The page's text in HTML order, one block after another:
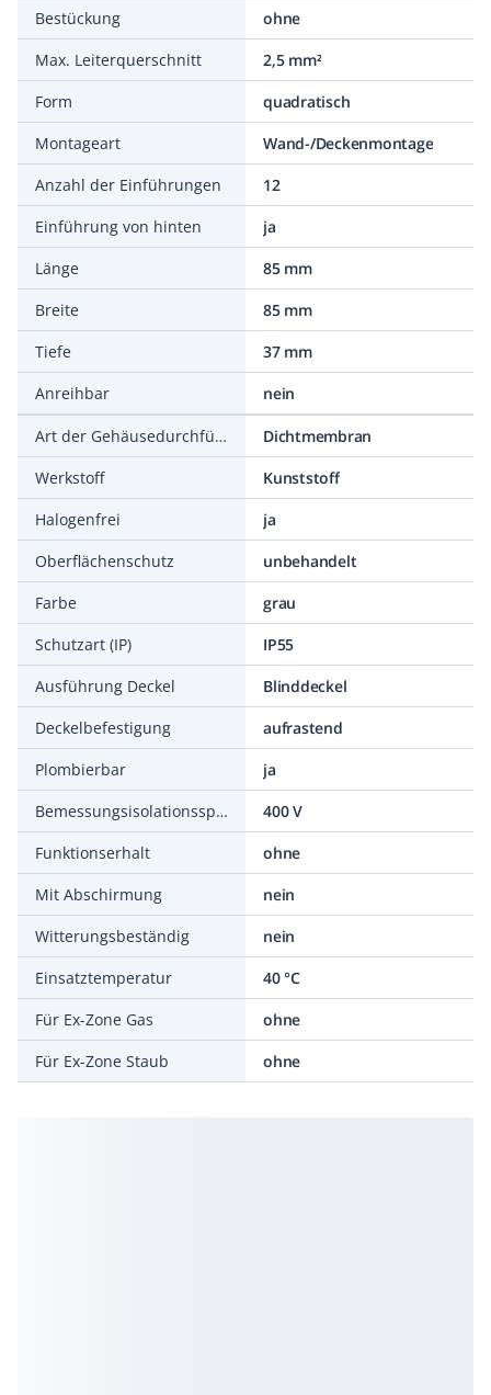
Bestückung
ohne
Max. Leiterquerschnitt
2,5 mm²
Form
quadratisch
Montageart
Wand-/Deckenmontage
Anzahl der Einführungen
12
Einführung von hinten
ja
Länge
85 mm
Breite
85 mm
Tiefe
37 mm
Anreihbar
nein
Art der Gehäusedurchführung
Dichtmembran
Werkstoff
Kunststoff
Halogenfrei
ja
Oberflächenschutz
unbehandelt
Farbe
grau
Schutzart (IP)
IP55
Ausführung Deckel
Blinddeckel
Deckelbefestigung
aufrastend
Plombierbar
ja
Bemessungsisolationsspannung Ui
400 V
Funktionserhalt
ohne
Mit Abschirmung
nein
Witterungsbeständig
nein
Einsatztemperatur
40 °C
Für Ex-Zone Gas
ohne
Für Ex-Zone Staub
ohne